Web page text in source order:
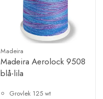
Madeira
Madeira Aerolock 9508
blå-lila
Grovlek 125 wt